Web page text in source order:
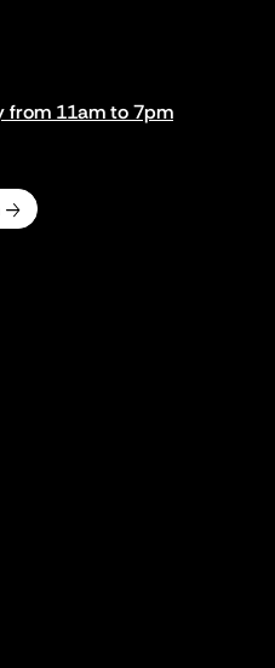
from 11am to 7pm